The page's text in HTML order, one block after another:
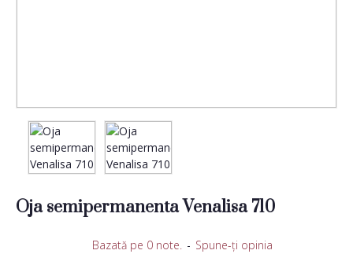
Oja semipermanenta Venalisa 710
Bazată pe 0 note. - Spune-ţi opinia